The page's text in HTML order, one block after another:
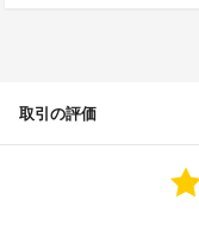
取引の評価